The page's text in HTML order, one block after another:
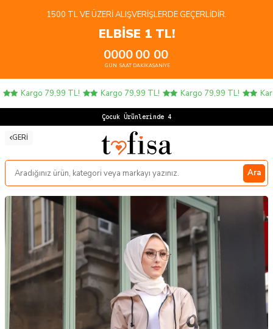
1500 TL VE ÜZERI ALIŞVERIŞLERDE GEÇERLIDIR.
ELBİSE 1 TL!
00
GÜN
00
SAAT
00
DAKIKA
00
SANIYE
Kargo 79,99 TL! Kargo 79,99 TL! Kargo 79,99 TL!
Çocuk Ürünlerinde 4 AL
GERI
Ara